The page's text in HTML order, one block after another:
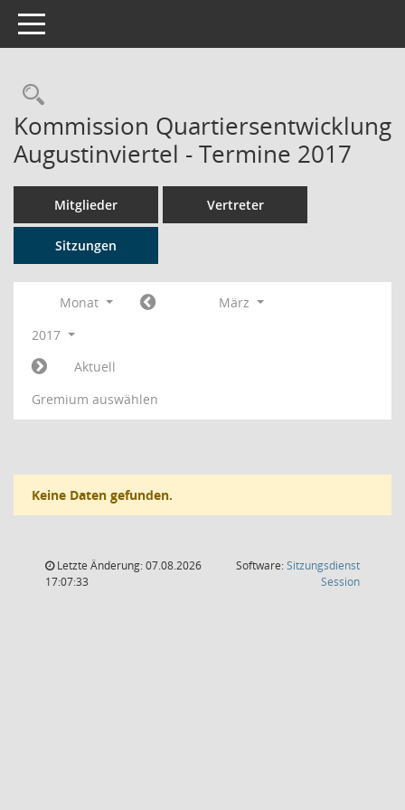
Toggle navigation
Rechercheauswahl
Kommission Quartiersentwicklung
Augustinviertel - Termine 2017
Mitglieder Vertreter
Sitzungen
Monat
März
2017
Aktuell
Gremium auswählen
Keine Daten gefunden.
Letzte Änderung: 07.08.2026
17:07:33
Software:Sitzungsdienst
Session(Wird in